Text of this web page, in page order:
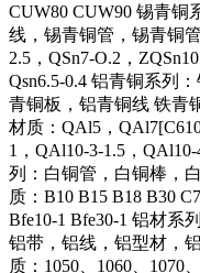
CUW80 CUW90 锡青铜
线，锡青铜管，锡青铜
2.5，QSn7-O.2，
Qsn6.5-0.4 铝青铜系列
青铜板，铝青铜线 铁青
材质：QAl5，
1，QAl10-3-1.5，
列：白铜管，白铜棒，
质：B10 B15 B18 B30
Bfe10-1 Bfe30-1 铝材系
铝带，铝线，铝型材，
质：1050、1060、1070